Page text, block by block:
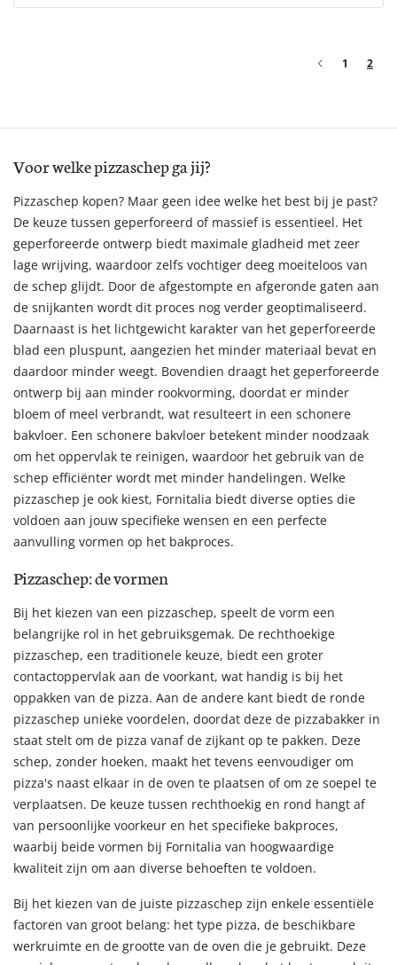
1 2
Voor welke pizzaschep ga jij?
Pizzaschep kopen? Maar geen idee welke het best bij je past?
De keuze tussen geperforeerd of massief is essentieel. Het
geperforeerde ontwerp biedt maximale gladheid met zeer
lage wrijving, waardoor zelfs vochtiger deeg moeiteloos van
de schep glijdt. Door de afgestompte en afgeronde gaten aan
de snijkanten wordt dit proces nog verder geoptimaliseerd.
Daarnaast is het lichtgewicht karakter van het geperforeerde
blad een pluspunt, aangezien het minder materiaal bevat en
daardoor minder weegt. Bovendien draagt het geperforeerde
ontwerp bij aan minder rookvorming, doordat er minder
bloem of meel verbrandt, wat resulteert in een schonere
bakvloer. Een schonere bakvloer betekent minder noodzaak
om het oppervlak te reinigen, waardoor het gebruik van de
schep efficiënter wordt met minder handelingen. Welke
pizzaschep je ook kiest, Fornitalia biedt diverse opties die
voldoen aan jouw specifieke wensen en een perfecte
aanvulling vormen op het bakproces.
Pizzaschep: de vormen
Bij het kiezen van een pizzaschep, speelt de vorm een
belangrijke rol in het gebruiksgemak. De rechthoekige
pizzaschep, een traditionele keuze, biedt een groter
contactoppervlak aan de voorkant, wat handig is bij het
oppakken van de pizza. Aan de andere kant biedt de ronde
pizzaschep unieke voordelen, doordat deze de pizzabakker in
staat stelt om de pizza vanaf de zijkant op te pakken. Deze
schep, zonder hoeken, maakt het tevens eenvoudiger om
pizza's naast elkaar in de oven te plaatsen of om ze soepel te
verplaatsen. De keuze tussen rechthoekig en rond hangt af
van persoonlijke voorkeur en het specifieke bakproces,
waarbij beide vormen bij Fornitalia van hoogwaardige
kwaliteit zijn om aan diverse behoeften te voldoen.
Bij het kiezen van de juiste pizzaschep zijn enkele essentiële
factoren van groot belang: het type pizza, de beschikbare
werkruimte en de grootte van de oven die je gebruikt. Deze